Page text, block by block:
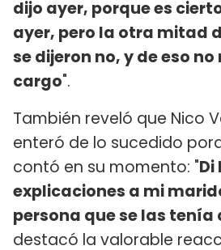
dijo ayer, porque es
ayer, pero la otra mitad
se dijeron no, y de eso
cargo".
También reveló que Nico
enteró de lo sucedido
contó en su momento: "Di
explicaciones a mi
persona que se las tenía
destacó la valorable